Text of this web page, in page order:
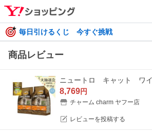
毎日引けるくじ 今すぐ挑戦
商品レビュー
8,769円
チャーム charm ヤフー店
レビューを投稿する